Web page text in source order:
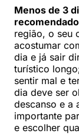
Menos de 3
região, o seu
acostumar
dia e já sair
turístico
sentir mal e
dia deve ser
descanso e a
importante
e escolher